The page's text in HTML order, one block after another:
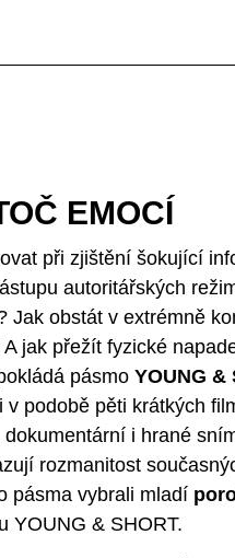
EMOCÍ
při zjištění šokující
autoritářských
Jak obstát v extrémně
A jak přežít fyzické
pásmo YOUNG &
v podobě pěti krátkých
dokumentární i hrané
rozmanitost
pásma vybrali mladí
YOUNG & SHORT.